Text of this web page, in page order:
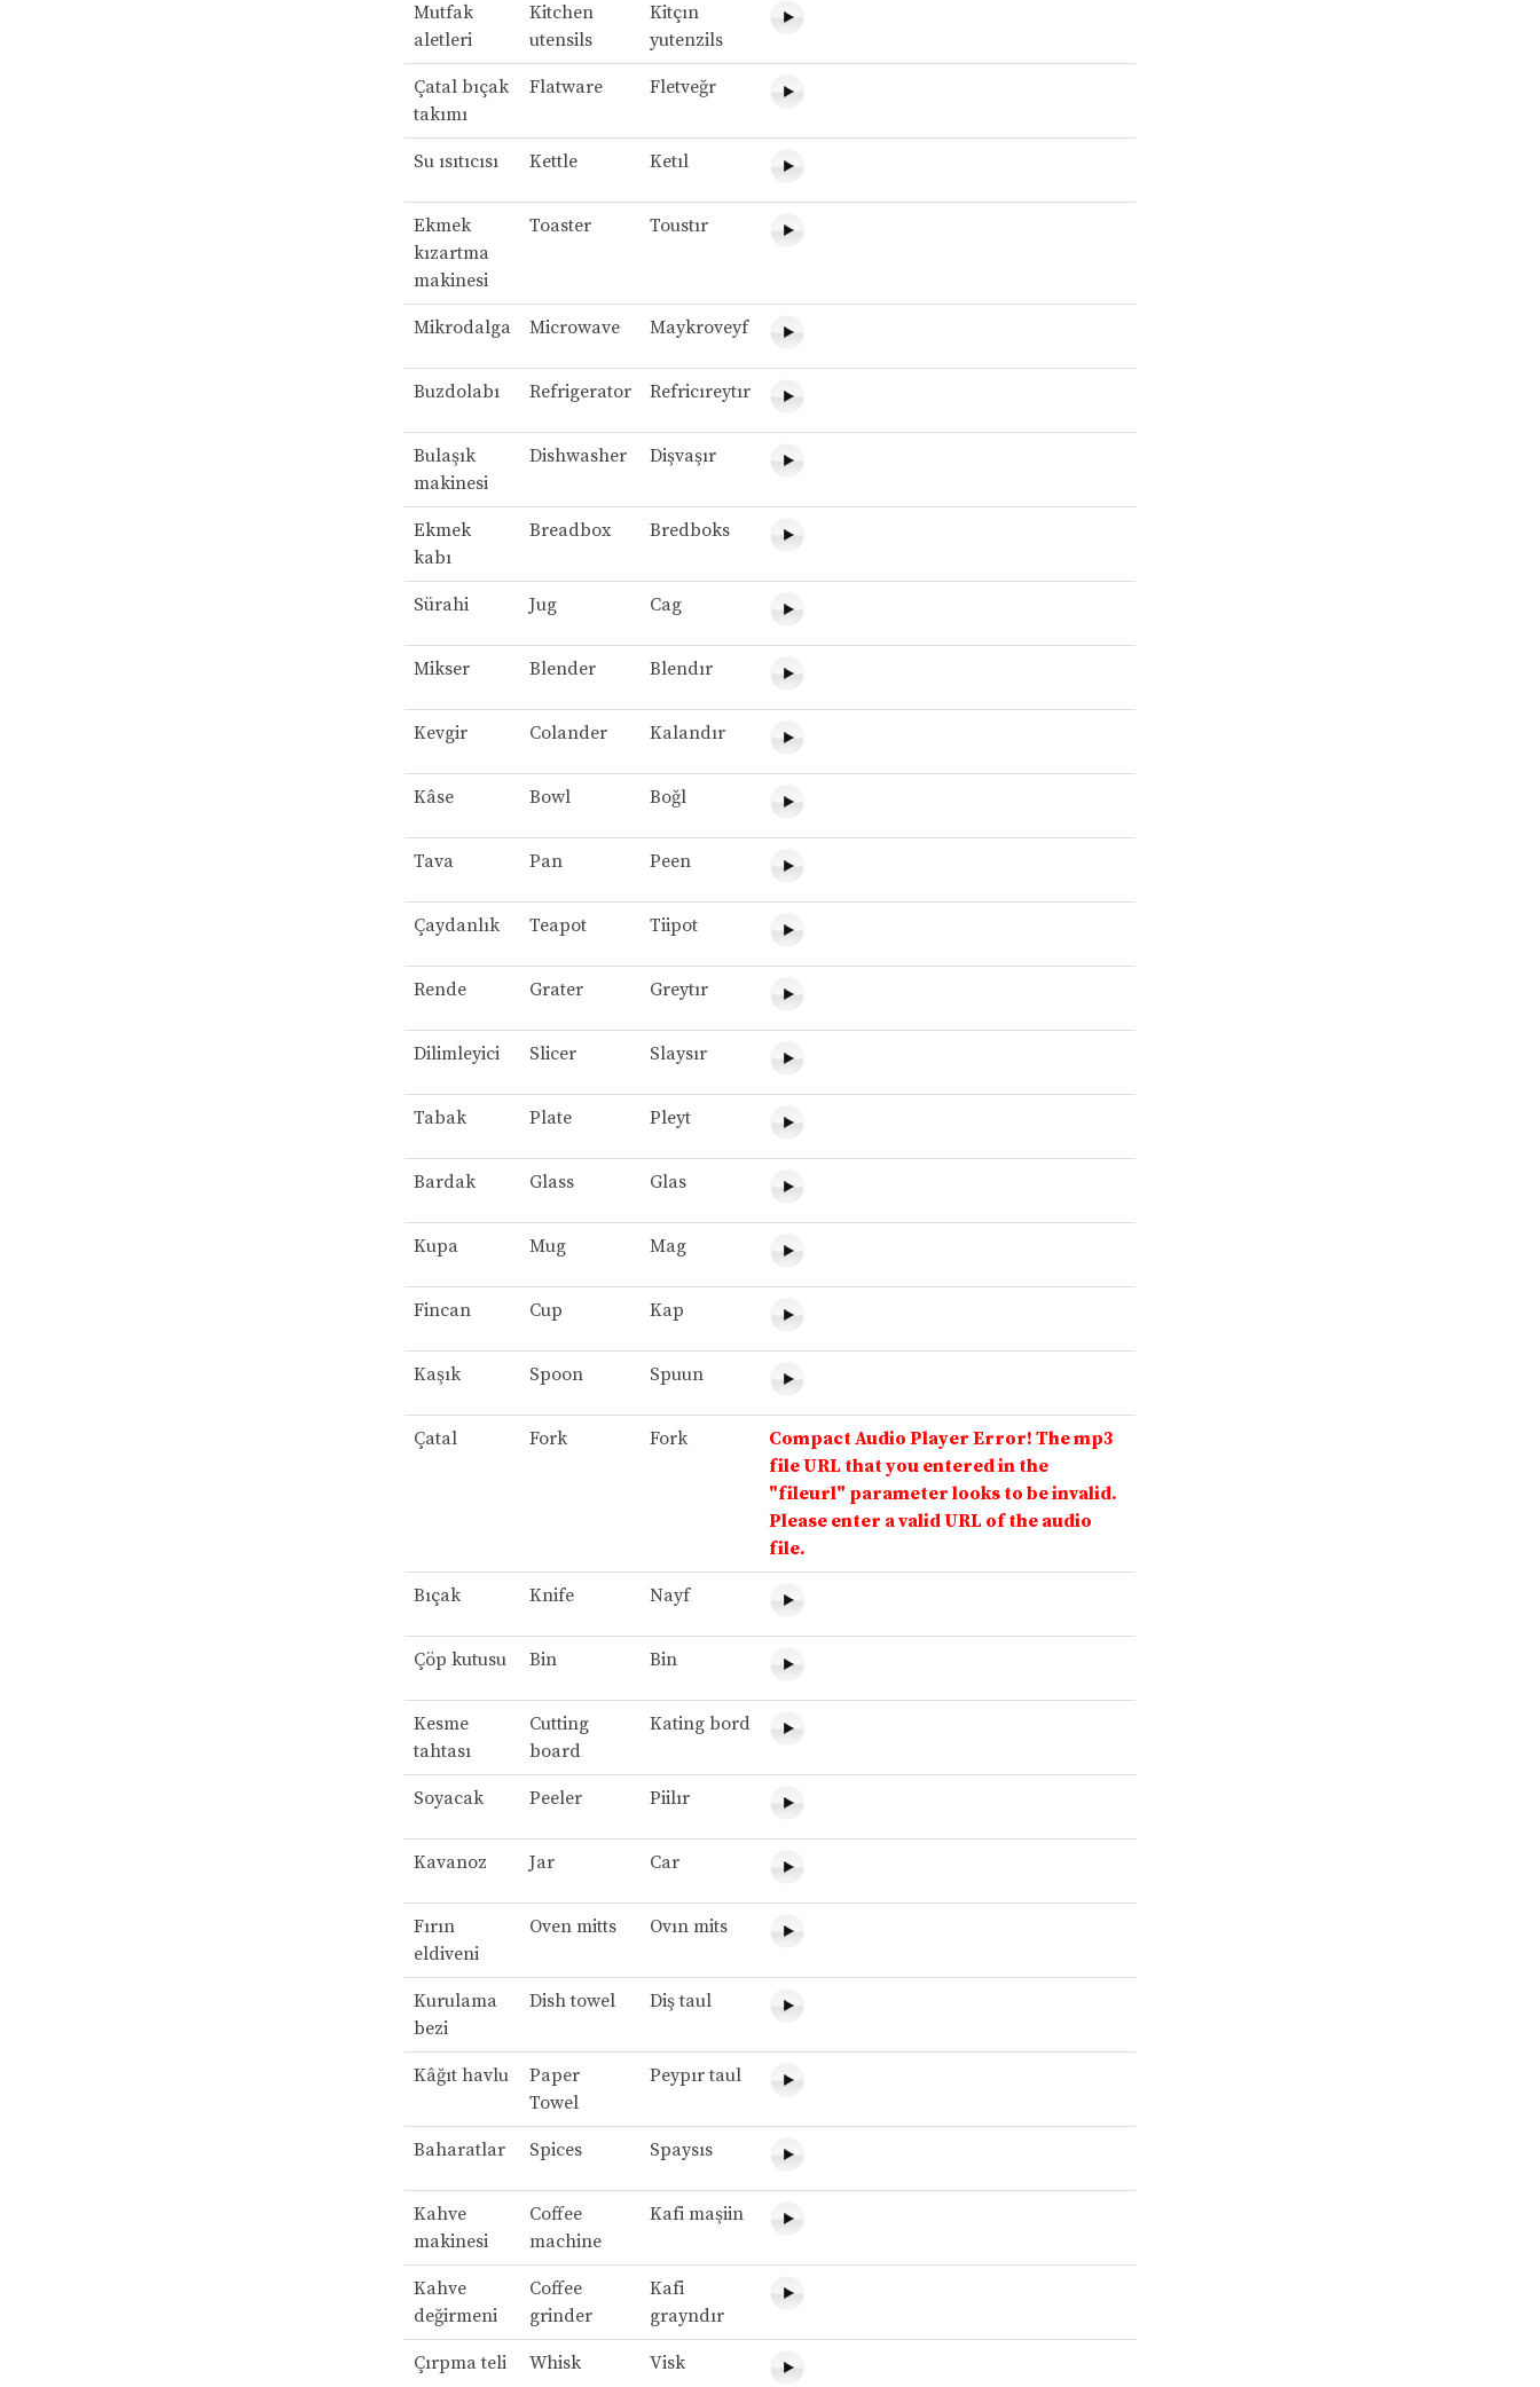
Mutfak
aletleri
Kitchen
utensils
Kitçın
yutenzils
Çatal bıçak
takımı
Flatware Fletveğr
Su ısıtıcısı Kettle Ketıl
Ekmek
kızartma
makinesi
Toaster Toustır
Mikrodalga Microwave Maykroveyf
Buzdolabı Refrigerator Refricıreytır
Bulaşık
makinesi
Dishwasher Dişvaşır
Ekmek
kabı
Breadbox Bredboks
Sürahi Jug Cag
Mikser Blender Blendır
Kevgir Colander Kalandır
Kâse Bowl Boğl
Tava Pan Peen
Çaydanlık Teapot Tiipot
Rende Grater Greytır
Dilimleyici Slicer Slaysır
Tabak Plate Pleyt
Bardak Glass Glas
Kupa Mug Mag
Fincan Cup Kap
Kaşık Spoon Spuun
Çatal Fork Fork
Compact Audio Player Error! The mp3
file URL that you entered in the
"fileurl" parameter looks to be invalid.
Please enter a valid URL of the audio
file.
Bıçak Knife Nayf
Çöp kutusu Bin Bin
Kesme
tahtası
Cutting
board
Kating bord
Soyacak Peeler Piilır
Kavanoz Jar Car
Fırın
eldiveni
Oven mitts Ovın mits
Kurulama
bezi
Dish towel Diş taul
Kâğıt havlu
Paper
Towel
Peypır taul
Baharatlar Spices Spaysıs
Kahve
makinesi
Coffee
machine
Kafi maşiin
Kahve
değirmeni
Coffee
grinder
Kafi
grayndır
Çırpma teli Whisk Visk